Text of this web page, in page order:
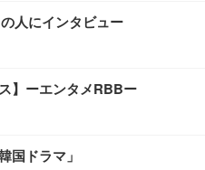
人にインタビュー
】ーエンタメRBBー
国ドラマ」